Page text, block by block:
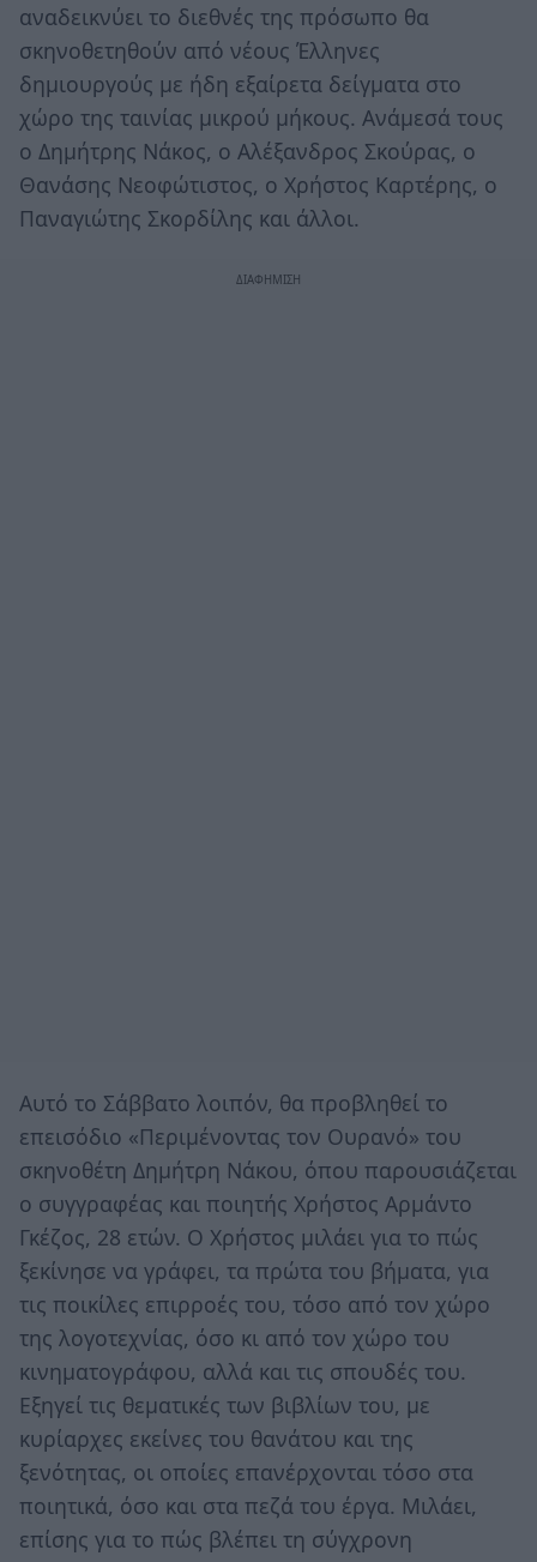
αναδεικνύει το διεθνές της πρόσωπο θα
σκηνοθετηθούν από νέους Έλληνες
δημιουργούς με ήδη εξαίρετα δείγματα στο
χώρο της ταινίας μικρού μήκους. Ανάμεσά τους
ο Δημήτρης Νάκος, ο Αλέξανδρος Σκούρας, ο
Θανάσης Νεοφώτιστος, ο Χρήστος Καρτέρης, ο
Παναγιώτης Σκορδίλης και άλλοι.
Αυτό το Σάββατο λοιπόν, θα προβληθεί το
επεισόδιο «Περιμένοντας τον Ουρανό» του
σκηνοθέτη Δημήτρη Νάκου, όπου παρουσιάζεται
ο συγγραφέας και ποιητής Χρήστος Αρμάντο
Γκέζος, 28 ετών. Ο Χρήστος μιλάει για το πώς
ξεκίνησε να γράφει, τα πρώτα του βήματα, για
τις ποικίλες επιρροές του, τόσο από τον χώρο
της λογοτεχνίας, όσο κι από τον χώρο του
κινηματογράφου, αλλά και τις σπουδές του.
Εξηγεί τις θεματικές των βιβλίων του, με
κυρίαρχες εκείνες του θανάτου και της
ξενότητας, οι οποίες επανέρχονται τόσο στα
ποιητικά, όσο και στα πεζά του έργα. Μιλάει,
επίσης για το πώς βλέπει τη σύγχρονη